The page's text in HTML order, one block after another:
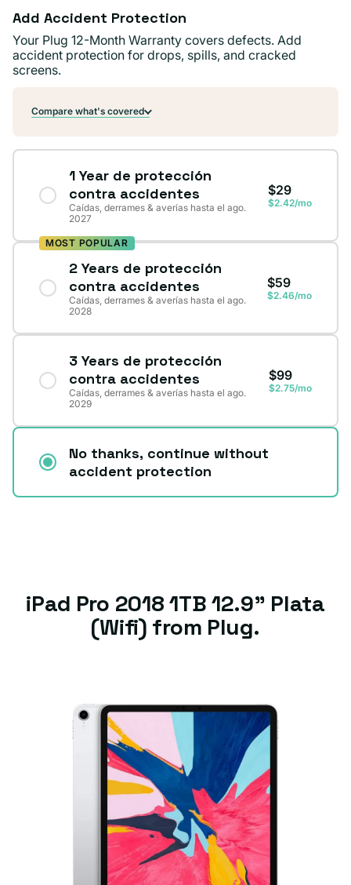
Add Accident Protection
Your Plug 12-Month Warranty covers defects. Add
accident protection for drops, spills, and cracked
screens.
Compare what's covered
1 Year de protección
contra accidentes
Caídas, derrames & averías hasta el ago.
2027
$29
$2.42/mo
MOST POPULAR
2 Years de protección
contra accidentes
Caídas, derrames & averías hasta el ago.
2028
$59
$2.46/mo
3 Years de protección
contra accidentes
Caídas, derrames & averías hasta el ago.
2029
$99
$2.75/mo
No thanks, continue without
accident protection
iPad Pro 2018 1TB 12.9" Plata
(Wifi) from Plug.